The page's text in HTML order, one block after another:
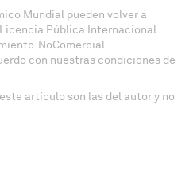
Mundial pueden volver a
Pública Internacional
NoComercial-
con nuestras condiciones de
artículo son las del autor y no